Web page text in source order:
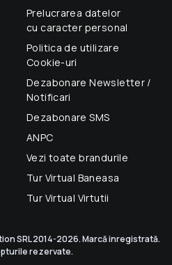
Prelucrarea datelor
cu caracter personal
Politica de utilizare
Cookie-uri
Dezabonare Newsletter /
Notificari
Dezabonare SMS
ANPC
Vezi toate brandurile
Tur Virtual Baneasa
Tur Virtual Virtutii
SRL 2014-2026. Marcă inregistrată.
rezervate.